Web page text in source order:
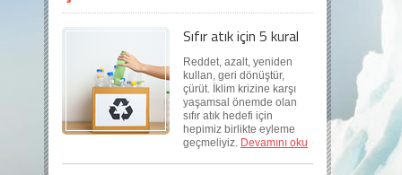
Sıfır atık için 5 kural
Reddet, azalt, yeniden
kullan, geri dönüştür,
çürüt. İklim krizine karşı
yaşamsal önemde olan
sıfır atık hedefi için
hepimiz birlikte eyleme
geçmeliyiz. Devamını oku